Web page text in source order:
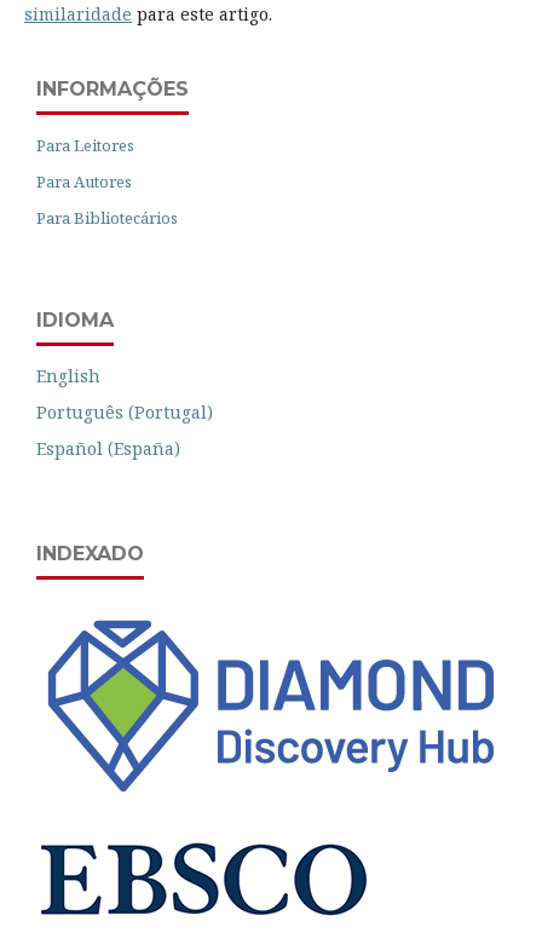
similaridade para este artigo.
INFORMAÇÕES
Para Leitores
Para Autores
Para Bibliotecários
IDIOMA
English
Português (Portugal)
Español (España)
INDEXADO